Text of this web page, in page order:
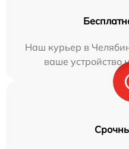
Наш курьер в
ваше устройство